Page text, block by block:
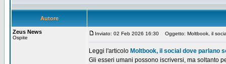
Autore
Zeus News
Ospite
Inviato: 02 Feb 2026 16:30 Oggetto: Moltbook, il
Leggi l'articolo Moltbook, il social dove parlano
Gli esseri umani possono iscriversi, ma soltanto